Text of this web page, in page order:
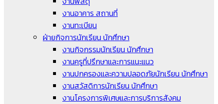
งานอาคาร สถานที่
งานทะเบียน
ฝ่ายกิจการนักเรียน นักศึกษา
งานกิจกรรมนักเรียน นักศึกษา
งานครูที่ปรึกษาและการแนะแนว
งานปกครองและความปลอดภัยนักเรียน นักศึกษา
งานสวัสดิการนักเรียน นักศึกษา
งานโครงการพิเศษและการบริการสังคม